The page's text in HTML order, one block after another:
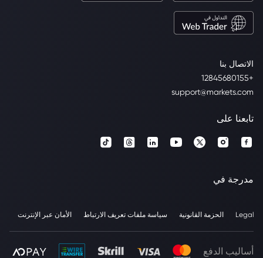
الاتصال بنا
+12845680155
support@markets.com
تابعنا على
مدرجة في
Legal الحزمة القانونية سياسة ملفات تعريف الارتباط الأمان عبر الإنترنت
أساليب الدفع